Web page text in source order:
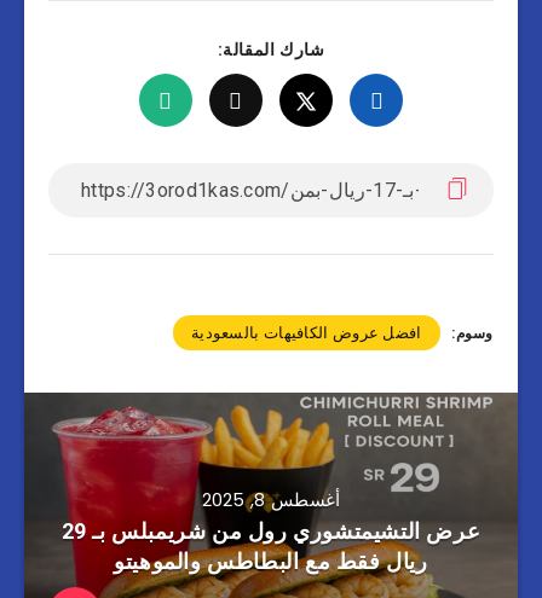
شارك المقالة:
وسوم: افضل عروض الكافيهات بالسعودية
أغسطس 8, 2025
عرض التشيمتشوري رول من شريمبلس بـ 29
ريال فقط مع البطاطس والموهيتو